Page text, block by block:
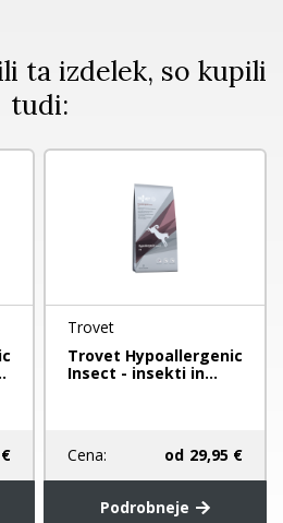
ta izdelek, so kupili
tudi:
Trovet
Trovet Hypoallergenic
Insect - insekti in...
Cena: od 29,95 €
Podrobneje